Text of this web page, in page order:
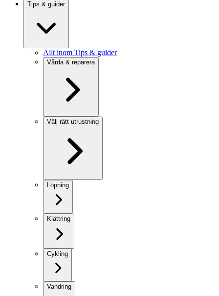
Tips & guider
Allt inom Tips & guider
Vårda & reparera
Välj rätt utrustning
Löpning
Klättring
Cykling
Vandring